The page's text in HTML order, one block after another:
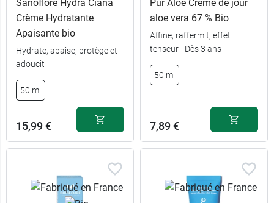
18,99 €
50 ml
Sanoflore Hydra Ciana
Crème Hydratante
Apaisante bio
Hydrate, apaise, protège et
adoucit
50 ml
15,99 €
Pur Aloé Crème de jour
aloe vera 67 % Bio
Affine, raffermit, effet
tenseur - Dès 3 ans
50 ml
7,89 €